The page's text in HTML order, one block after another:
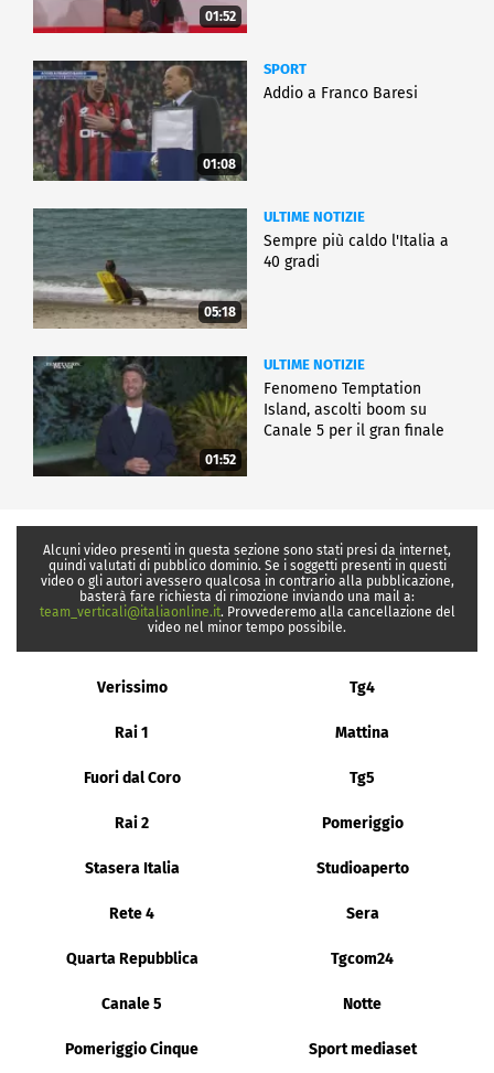
01:52
01:08
SPORT
Addio a Franco Baresi
05:18
ULTIME NOTIZIE
Sempre più caldo l'Italia a
40 gradi
01:52
ULTIME NOTIZIE
Fenomeno Temptation
Island, ascolti boom su
Canale 5 per il gran finale
Alcuni video presenti in questa sezione sono stati presi da internet,
quindi valutati di pubblico dominio. Se i soggetti presenti in questi
video o gli autori avessero qualcosa in contrario alla pubblicazione,
basterà fare richiesta di rimozione inviando una mail a:
team_verticali@italiaonline.it. Provvederemo alla cancellazione del
video nel minor tempo possibile.
Verissimo Tg4
Rai 1 Mattina
Fuori dal Coro Tg5
Rai 2 Pomeriggio
Stasera Italia Studioaperto
Rete 4 Sera
Quarta Repubblica Tgcom24
Canale 5 Notte
Pomeriggio Cinque Sport mediaset